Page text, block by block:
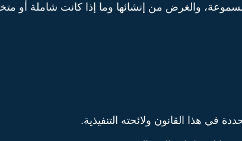
والغرض من إنشائها وما إذا كانت شاملة أو